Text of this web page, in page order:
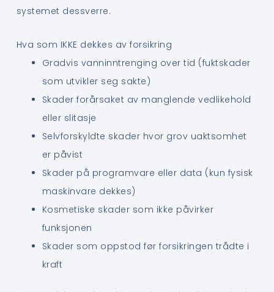
systemet dessverre.
Hva som IKKE dekkes av forsikring
Gradvis vanninntrenging over tid (fuktskader
som utvikler seg sakte)
Skader forårsaket av manglende vedlikehold
eller slitasje
Selvforskyldte skader hvor grov uaktsomhet
er påvist
Skader på programvare eller data (kun fysisk
maskinvare dekkes)
Kosmetiske skader som ikke påvirker
funksjonen
Skader som oppstod før forsikringen trådte i
kraft